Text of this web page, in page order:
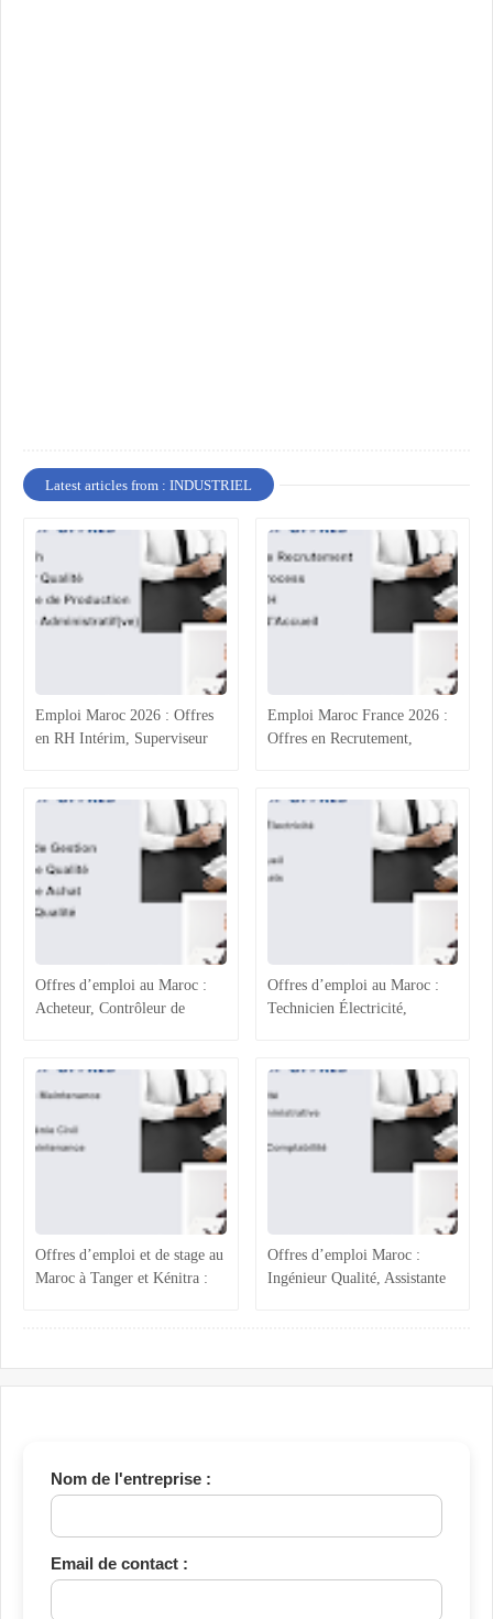
Latest articles from : INDUSTRIEL
Emploi Maroc 2026 : Offres
en RH Intérim, Superviseur
Administratif
Emploi Maroc France 2026 :
Offres en Recrutement,
Offres d’emploi au Maroc :
Acheteur, Contrôleur de
Offres d’emploi au Maroc :
Technicien Électricité,
Offres d’emploi et de stage au
Maroc à Tanger et Kénitra :
Offres d’emploi Maroc :
Ingénieur Qualité, Assistante
Nom de l'entreprise :
Email de contact :